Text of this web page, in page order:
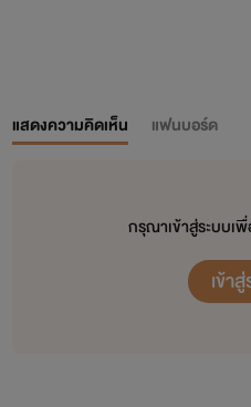
แสดงความคิดเห็น แฟนบอร์ด
กรุณาเข้าสู่ระบบเ
เข้า